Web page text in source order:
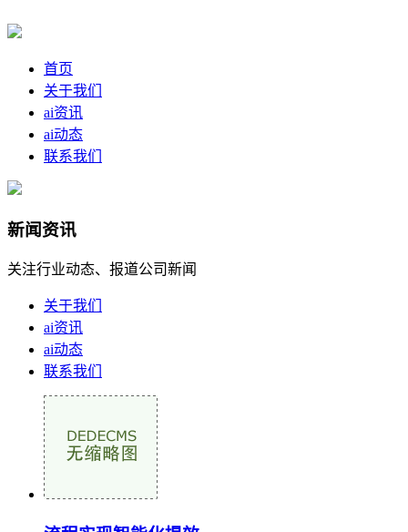
首页
关于我们
ai资讯
ai动态
联系我们
新闻资讯
关注行业动态、报道公司新闻
关于我们
ai资讯
ai动态
联系我们